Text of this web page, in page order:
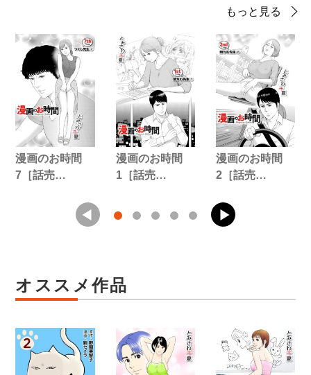
もっと見る
漫画のお時間
7［話売…
漫画のお時間
1［話売…
漫画のお時間
2［話売…
オススメ作品